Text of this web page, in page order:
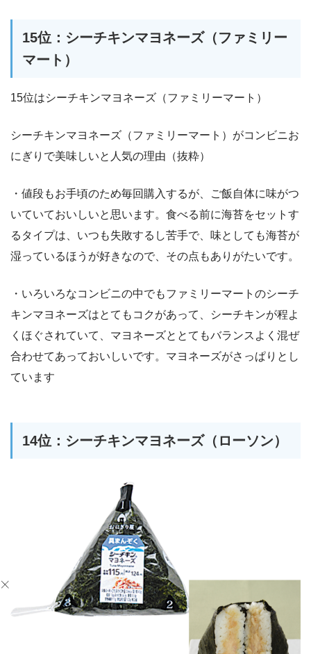
15位：シーチキンマヨネーズ（ファミリー
マート）
15位はシーチキンマヨネーズ（ファミリーマート）
シーチキンマヨネーズ（ファミリーマート）がコンビニお
にぎりで美味しいと人気の理由（抜粋）
・値段もお手頃のため毎回購入するが、ご飯自体に味がつ
いていておいしいと思います。食べる前に海苔をセットす
るタイプは、いつも失敗するし苦手で、味としても海苔が
湿っているほうが好きなので、その点もありがたいです。
・いろいろなコンビニの中でもファミリーマートのシーチ
キンマヨネーズはとてもコクがあって、シーチキンが程よ
くほぐされていて、マヨネーズととてもバランスよく混ぜ
合わせてあっておいしいです。マヨネーズがさっぱりとし
ています
14位：シーチキンマヨネーズ（ローソン）